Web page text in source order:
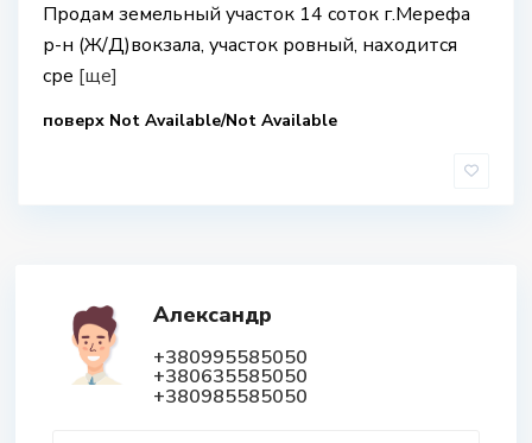
Продам земельный участок 14 соток г.Мерефа
р-н (Ж/Д)вокзала, участок ровный, находится
сре [ще]
поверх Not Available/Not Available
Александр
+380995585050
+380635585050
+380985585050